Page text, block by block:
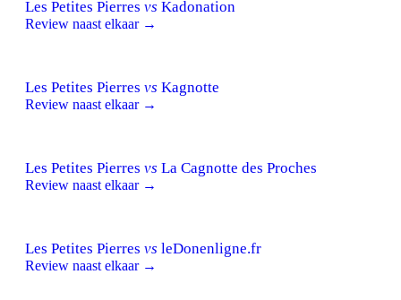
Les Petites Pierres vs Kadonation
Review naast elkaar →
Les Petites Pierres vs Kagnotte
Review naast elkaar →
Les Petites Pierres vs La Cagnotte des Proches
Review naast elkaar →
Les Petites Pierres vs leDonenligne.fr
Review naast elkaar →